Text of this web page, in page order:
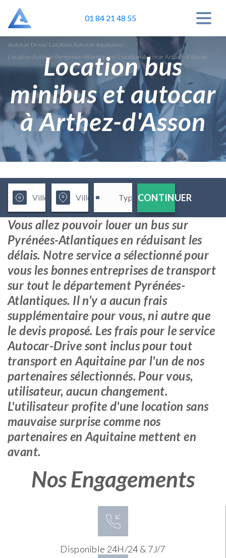
01 84 21 48 55
Autocar Drive/ Location Autocar Aquitaine/
Location Autocar Pyrénées-Atlantiques/ Location Autocar Arthez-d'Asson
Location bus
minibus et autocar
à Arthez-d'Asson
CONTINUER
Vous allez pouvoir louer un bus sur
Pyrénées-Atlantiques en réduisant les
délais. Notre service a sélectionné pour
vous les bonnes entreprises de transport
sur tout le département Pyrénées-
Atlantiques. Il n’y a aucun frais
supplémentaire pour vous, ni autre que
le devis proposé. Les frais pour le service
Autocar-Drive sont inclus pour tout
transport en Aquitaine par l'un de nos
partenaires sélectionnés. Pour vous,
utilisateur, aucun changement.
L'utilisateur profite d'une location sans
mauvaise surprise comme nos
partenaires en Aquitaine mettent en
avant.
Nos Engagements
Disponible 24H/24 & 7J/7